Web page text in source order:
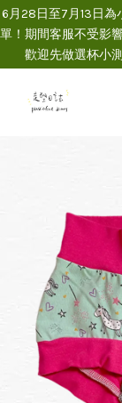
6月28日至7月13日為
單！期間客服不受影
歡迎先做選杯小
您的